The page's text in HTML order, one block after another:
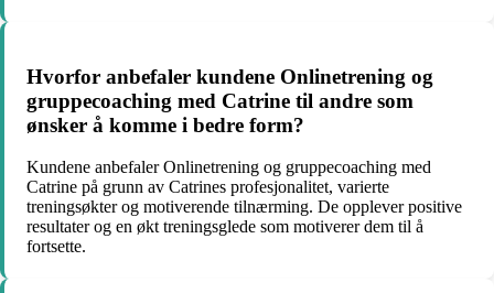
Hvorfor anbefaler kundene Onlinetrening og
gruppecoaching med Catrine til andre som
ønsker å komme i bedre form?
Kundene anbefaler Onlinetrening og gruppecoaching med
Catrine på grunn av Catrines profesjonalitet, varierte
treningsøkter og motiverende tilnærming. De opplever positive
resultater og en økt treningsglede som motiverer dem til å
fortsette.